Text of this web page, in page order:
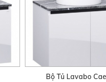
Bộ Tủ Lavabo